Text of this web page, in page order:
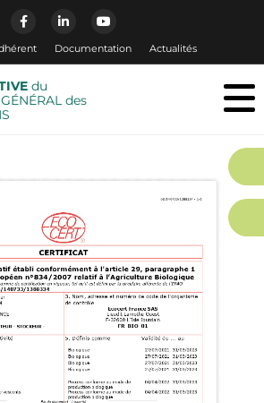
Documentation Actualités
du
des